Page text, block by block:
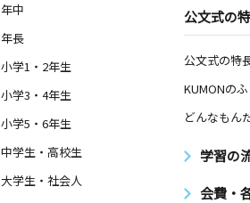
年中
年長
小学1・2年生
小学3・4年生
小学5・6年生
中学生・高校生
大学生・社会人
公文式の
公文式の特
KUMONの
どんなもん
学習の
会費・